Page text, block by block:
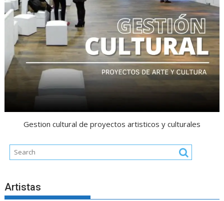
Gestion cultural de proyectos artisticos y culturales
Artistas